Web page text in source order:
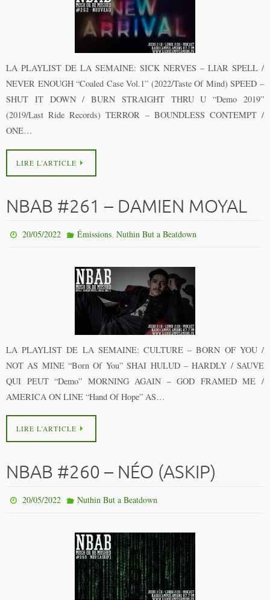
LA PLAYLIST DE LA SEMAINE: SICK NERVES – LIAR SPELL /
NEVER ENOUGH “Coaled Case Vol.1” (2022/Taste Of Mind) SPEED –
SHUT IT DOWN / BURN STRAIGHT THRU U “Demo 2019”
(2019/Last Ride Records) TERROR – BOUNDLESS CONTEMPT /
ONE…
LIRE L’ARTICLE
NBAB #261 – DAMIEN MOYAL
20/05/2022 Émissions, Nuthin But a Beatdown
LA PLAYLIST DE LA SEMAINE: CULTURE – BORN OF YOU /
NOT AS MINE “Born Of You” SHAI HULUD – HARDLY / SAUVE
QUI PEUT “Demo” MORNING AGAIN – GOD FRAMED ME /
AMERICA ON LINE “Hand Of Hope” AS…
LIRE L’ARTICLE
NBAB #260 – NÉO (ASKIP)
20/05/2022 Nuthin But a Beatdown